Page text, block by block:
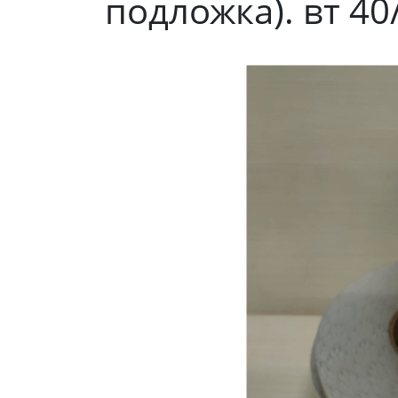
подложка). вт